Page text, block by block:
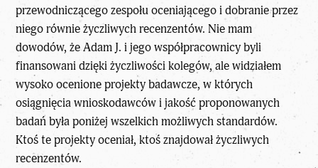
przewodniczącego zespołu oceniającego i dobranie przez
niego równie życzliwych recenzentów. Nie mam
dowodów, że Adam J. i jego współpracownicy byli
finansowani dzięki życzliwości kolegów, ale widziałem
wysoko ocenione projekty badawcze, w których
osiągnięcia wnioskodawców i jakość proponowanych
badań była poniżej wszelkich możliwych standardów.
Ktoś te projekty oceniał, ktoś znajdował życzliwych
recenzentów.